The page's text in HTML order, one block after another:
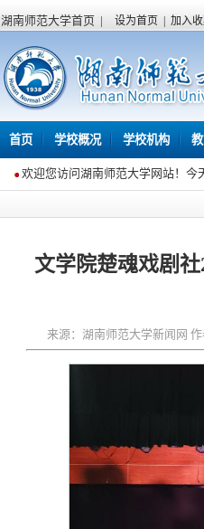
湖南师范大学首页 | 设为首页 加入
首页 学校概况 学校机构
欢迎您访问湖南师范大学网站！今
文学院楚魂戏剧
来源：湖南师范大学新闻网